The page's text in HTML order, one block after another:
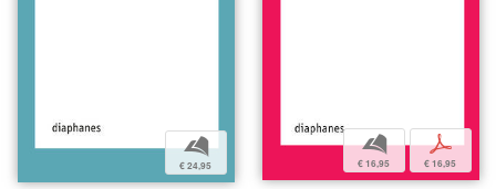
b
€ 24,95
b
€ 16,95
p
€ 16,95